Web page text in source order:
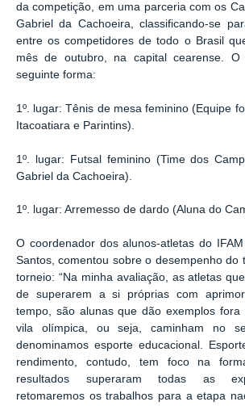
da competição, em uma parceria com os
Gabriel da Cachoeira, classificando-se
entre os competidores de todo o Brasil
mês de outubro, na capital cearense. O
seguinte forma:
1º. lugar: Tênis de mesa feminino (Equipe
Itacoatiara e Parintins).
1º. lugar: Futsal feminino (Time dos
Gabriel da Cachoeira).
1º. lugar: Arremesso de dardo (Aluna do
O coordenador dos alunos-atletas do
Santos, comentou sobre o desempenho do
torneio: “Na minha avaliação, as atletas
de superarem a si próprias com
tempo, são alunas que dão exemplos
vila olímpica, ou seja, caminham no
denominamos esporte educacional.
rendimento, contudo, tem foco na
resultados superaram todas as
retomaremos os trabalhos para a etapa